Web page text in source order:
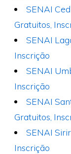
SENAI
Gratuitos,
SENAI
Inscrição
SENAI
Inscrição
SENAI
Gratuitos,
SENAI
Inscrição